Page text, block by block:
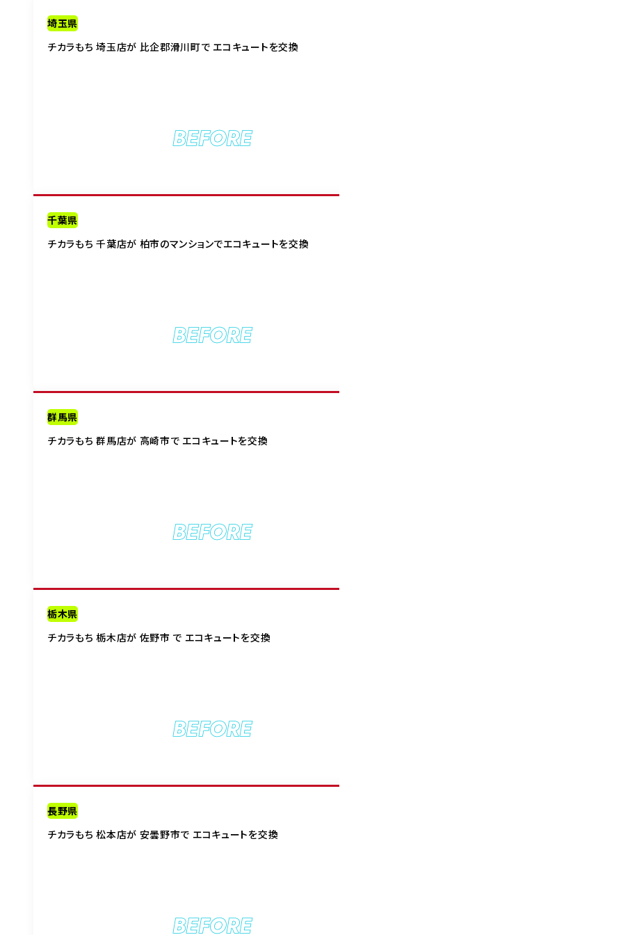
埼玉県
チカラもち 埼玉店が 比企郡滑川町で エコキュートを交換
BEFORE
千葉県
チカラもち 千葉店が 柏市のマンションでエコキュートを交換
BEFORE
群馬県
チカラもち 群馬店が 高崎市で エコキュートを交換
BEFORE
栃木県
チカラもち 栃木店が 佐野市 で エコキュートを交換
BEFORE
長野県
チカラもち 松本店が 安曇野市で エコキュートを交換
BEFORE